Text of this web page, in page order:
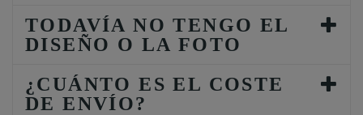
TODAVÍA NO TENGO EL
DISEÑO O LA FOTO
¿CUÁNTO ES EL COSTE
DE ENVÍO?